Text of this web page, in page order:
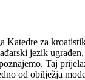
za
jezik
Taj
od obilježja